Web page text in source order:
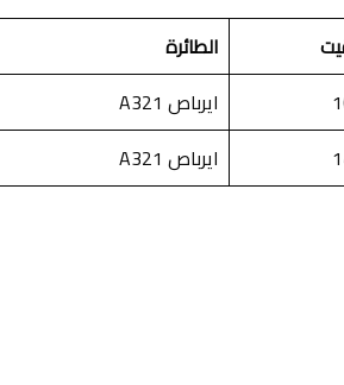
الطائرة
ايرباص A321
ايرباص A321